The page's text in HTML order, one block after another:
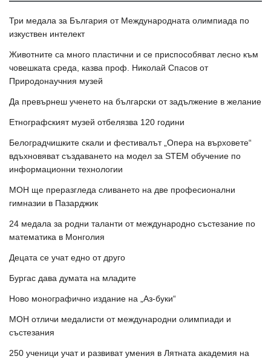
Три медала за България от Международната олимпиада по
изкуствен интелект
Животните са много пластични и се приспособяват лесно към
човешката среда, казва проф. Николай Спасов от
Природонаучния музей
Да превърнеш ученето на български от задължение в желание
Етнографският музей отбелязва 120 години
Белоградчишките скали и фестивалът „Опера на върховете“
вдъхновяват създаването на модел за STEM обучение по
информационни технологии
МОН ще преразгледа сливането на две професионални
гимназии в Пазарджик
24 медала за родни таланти от международно състезание по
математика в Монголия
Децата се учат едно от друго
Бургас дава думата на младите
Ново монографично издание на „Аз-буки“
МОН отличи медалисти от международни олимпиади и
състезания
250 ученици учат и развиват умения в Лятната академия на